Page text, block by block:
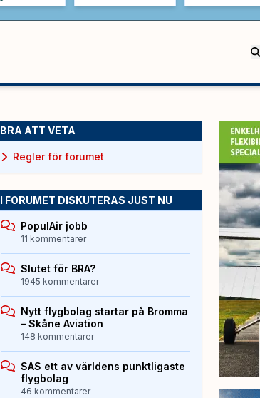
BRA ATT VETA
Regler för forumet
I FORUMET DISKUTERAS JUST NU
PopulAir jobb
11 kommentarer
Slutet för BRA?
1945 kommentarer
Nytt flygbolag startar på Bromma
– Skåne Aviation
148 kommentarer
SAS ett av världens punktligaste
flygbolag
46 kommentarer